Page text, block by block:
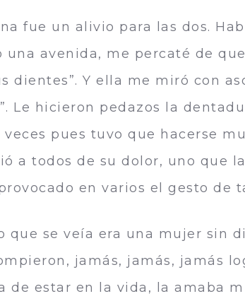
fue un alivio para las dos.
avenida, me percaté de
dientes”. Y ella me miró con
Le hicieron pedazos la
pues tuvo que hacerse
a todos de su dolor, uno que
en varios el gesto de
que se veía era una mujer sin
jamás, jamás, jamás
de estar en la vida, la amaba